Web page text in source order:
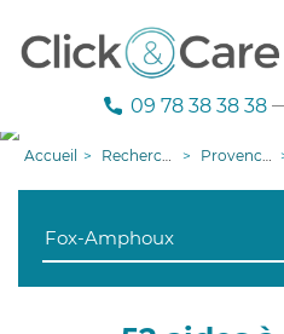
09 78 38 38 38
Accueil Recherche aide à domicile Provence-Alpes-Côte d'Azur